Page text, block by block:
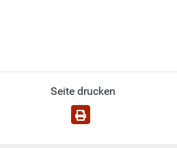
Seite drucken